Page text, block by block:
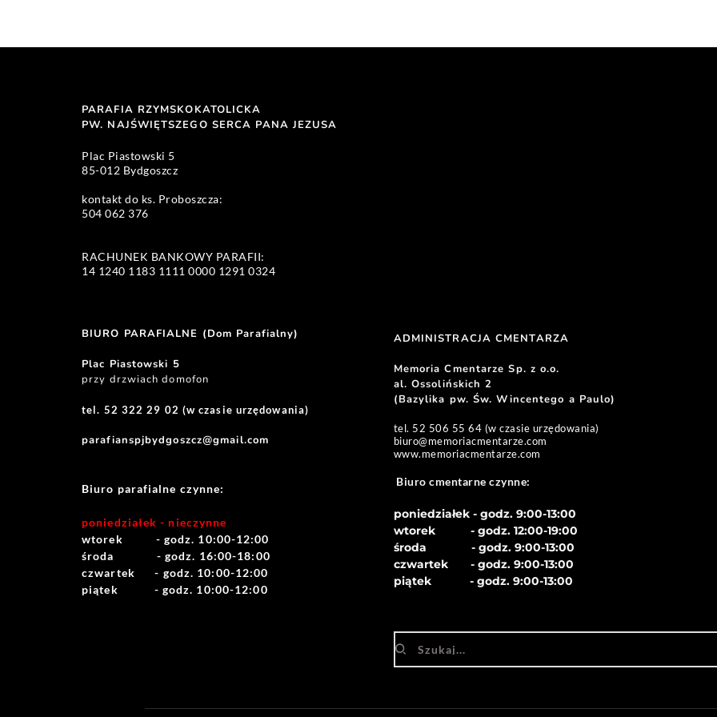
PARAFIA RZYMSKOKATOLICKA
PW. NAJŚWIĘTSZEGO SERCA PANA JEZUSA
Plac Piastowski 5
85-012 Bydgoszcz
kontakt do ks. Proboszcza:
504 062 376
RACHUNEK BANKOWY PARAFII:
14 1240 1183 1111 0000 1291 0324
BIURO PARAFIALNE (Dom Parafialny)
Plac Piastowski 5
przy drzwiach domofon
tel. 52 322 29 02 (w czasie urzędowania)
parafianspjbydgoszcz@gmail.com
Biuro parafialne czynne:
poniedziałek - nieczynne
wtorek          - godz. 10:00-12:00
środa             - godz. 16:00-18:00
czwartek      - godz. 10:00-12:00
piątek           - godz. 10:00-12:00
ADMINISTRACJA CMENTARZA
Memoria Cmentarze Sp. z o.o.
al. Ossolińskich 2
(Bazylika pw. Św. Wincentego a Paulo)
tel. 52 506 55 64 (w czasie urzędowania)
biuro@memoriacmentarze.com
www.memoriacmentarze.com
Biuro cmentarne czynne:
poniedziałek - godz. 9:00-13:00
wtorek           - godz. 12:00-19:00
środa              - godz. 9:00-13:00
czwartek       - godz. 9:00-13:00
piątek            - godz. 9:00-13:00